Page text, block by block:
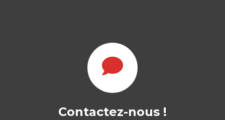
Contactez-nous !